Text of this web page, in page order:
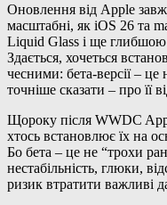
Оновлення від Apple
масштабні, як iOS 26 та
Liquid Glass і ще глибшою
Здається, хочеться
чесними: бета-версії – це
точніше сказати – про її
Щороку після WWDC
хтось встановлює їх на
Бо бета – це не “трохи
нестабільність, глюки,
ризик втратити важливі